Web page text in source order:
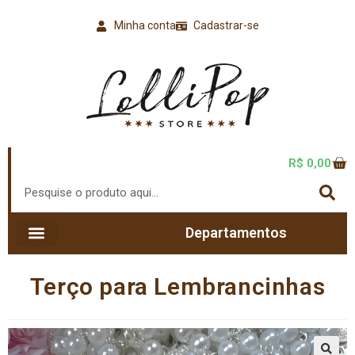
Cadastrar-se
Minha conta
R$ 0,00
Departamentos
Terço para Lembrancinhas